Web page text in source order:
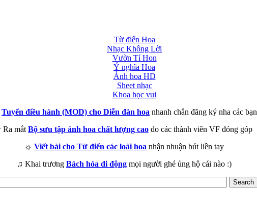
Từ điển Hoa
Nhạc Không Lời
Vườn Tí Hon
Ý nghĩa Hoa
Ảnh hoa HD
Sheet nhạc
Khoa học vui
Tuyển điều hành (MOD) cho Diễn đàn hoa nhanh chân đăng ký nha các bạn
Ra mắt Bộ sưu tập ảnh hoa chất lượng cao do các thành viên VF đóng góp
☼ Viết bài cho Từ điển các loài hoa nhận nhuận bút liền tay
♫ Khai trương Bách hóa di động mọi người ghé ủng hộ cái nào :)